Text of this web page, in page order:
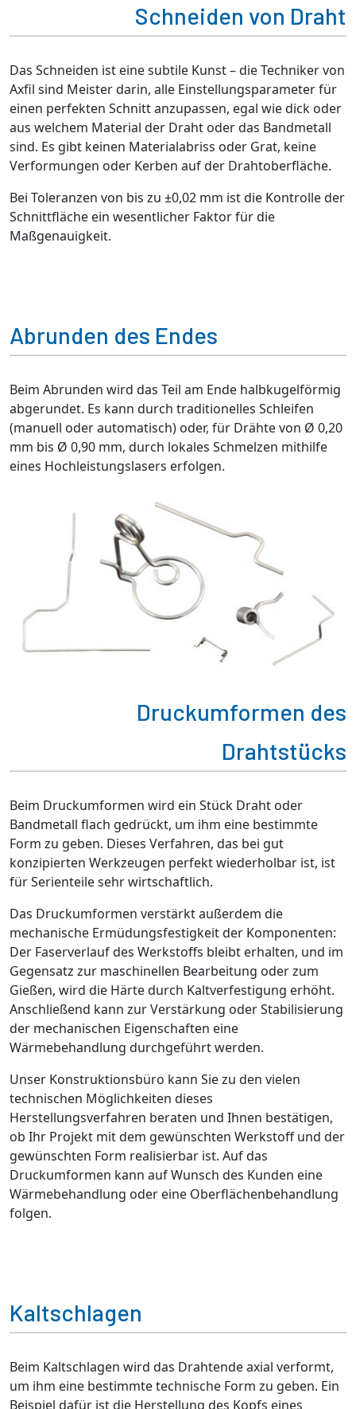
Schneiden von Draht
Das Schneiden ist eine subtile Kunst – die Techniker von
Axfil sind Meister darin, alle Einstellungsparameter für
einen perfekten Schnitt anzupassen, egal wie dick oder
aus welchem Material der Draht oder das Bandmetall
sind. Es gibt keinen Materialabriss oder Grat, keine
Verformungen oder Kerben auf der Drahtoberfläche.
Bei Toleranzen von bis zu ±0,02 mm ist die Kontrolle der
Schnittfläche ein wesentlicher Faktor für die
Maßgenauigkeit.
Abrunden des Endes
Beim Abrunden wird das Teil am Ende halbkugelförmig
abgerundet. Es kann durch traditionelles Schleifen
(manuell oder automatisch) oder, für Drähte von Ø 0,20
mm bis Ø 0,90 mm, durch lokales Schmelzen mithilfe
eines Hochleistungslasers erfolgen.
Druckumformen des
Drahtstücks
Beim Druckumformen wird ein Stück Draht oder
Bandmetall flach gedrückt, um ihm eine bestimmte
Form zu geben. Dieses Verfahren, das bei gut
konzipierten Werkzeugen perfekt wiederholbar ist, ist
für Serienteile sehr wirtschaftlich.
Das Druckumformen verstärkt außerdem die
mechanische Ermüdungsfestigkeit der Komponenten:
Der Faserverlauf des Werkstoffs bleibt erhalten, und im
Gegensatz zur maschinellen Bearbeitung oder zum
Gießen, wird die Härte durch Kaltverfestigung erhöht.
Anschließend kann zur Verstärkung oder Stabilisierung
der mechanischen Eigenschaften eine
Wärmebehandlung durchgeführt werden.
Unser Konstruktionsbüro kann Sie zu den vielen
technischen Möglichkeiten dieses
Herstellungsverfahren beraten und Ihnen bestätigen,
ob Ihr Projekt mit dem gewünschten Werkstoff und der
gewünschten Form realisierbar ist. Auf das
Druckumformen kann auf Wunsch des Kunden eine
Wärmebehandlung oder eine Oberflächenbehandlung
folgen.
Kaltschlagen
Beim Kaltschlagen wird das Drahtende axial verformt,
um ihm eine bestimmte technische Form zu geben. Ein
Beispiel dafür ist die Herstellung des Kopfs eines